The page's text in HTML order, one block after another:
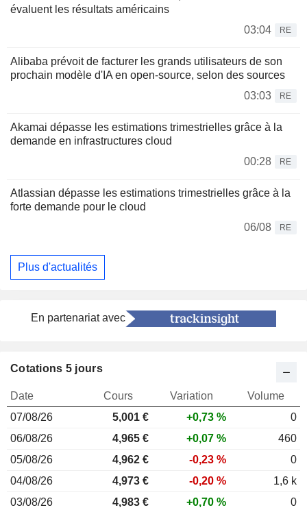
évaluent les résultats américains
03:04
RE
Alibaba prévoit de facturer les grands utilisateurs de son
prochain modèle d'IA en open-source, selon des sources
03:03
RE
Akamai dépasse les estimations trimestrielles grâce à la
demande en infrastructures cloud
00:28
RE
Atlassian dépasse les estimations trimestrielles grâce à la
forte demande pour le cloud
06/08
RE
Plus d'actualités
En partenariat avec
Cotations 5 jours
Date Cours Variation
Volume
07/08/26
5,001 € +0,73 %
0
06/08/26
4,965 € +0,07 %
460
05/08/26
4,962 € -0,23 %
0
04/08/26
4,973 € -0,20 %
1,6 k
03/08/26
4,983 € +0,70 %
0